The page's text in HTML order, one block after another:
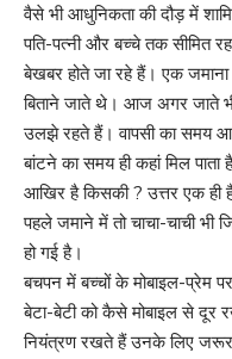
वैसे भी आधुनिकता की दौड़ में
पति-पत्नी और बच्चे तक सीमित
बेखबर होते जा रहे हैं। एक
बिताने जाते थे। आज अगर जाते
उलझे रहते हैं। वापसी का
बांटने का समय ही कहां मिल पाता
आखिर है किसकी ? उत्तर एक ही
पहले जमाने में तो चाचा-चाची भी
हो गई है।
बचपन में बच्चों के मोबाइल-प्रेम पर
बेटा-बेटी को कैसे मोबाइल से दूर
नियंत्रण रखते हैं उनके लिए